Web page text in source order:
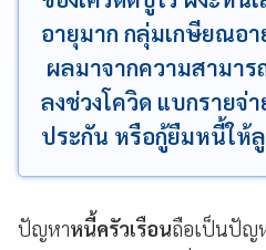
อายุมาก กลุ่มเกษียณอา
ผลมาจากความสามา
ลงช่วงโควิด แบกรายจ่
ประกัน หรือกู้ยืมหนี้ให้
ปัญหาหนี้ครัวเรือนถือเป็นปัญ